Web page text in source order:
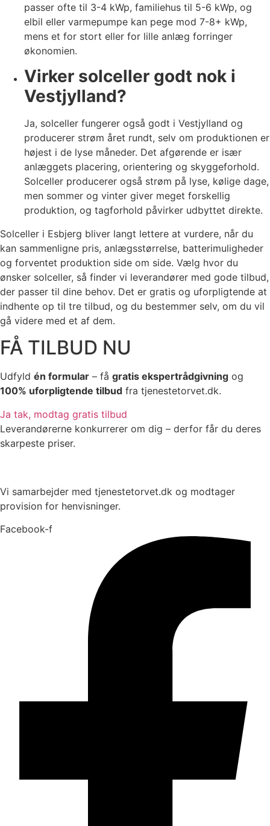
passer ofte til 3-4 kWp, familiehus til 5-6 kWp, og
elbil eller varmepumpe kan pege mod 7-8+ kWp,
mens et for stort eller for lille anlæg forringer
økonomien.
Virker solceller godt nok i
Vestjylland?
Ja, solceller fungerer også godt i Vestjylland og
producerer strøm året rundt, selv om produktionen er
højest i de lyse måneder. Det afgørende er især
anlæggets placering, orientering og skyggeforhold.
Solceller producerer også strøm på lyse, kølige dage,
men sommer og vinter giver meget forskellig
produktion, og tagforhold påvirker udbyttet direkte.
Solceller i Esbjerg bliver langt lettere at vurdere, når du
kan sammenligne pris, anlægsstørrelse, batterimuligheder
og forventet produktion side om side. Vælg hvor du
ønsker solceller, så finder vi leverandører med gode tilbud,
der passer til dine behov. Det er gratis og uforpligtende at
indhente op til tre tilbud, og du bestemmer selv, om du vil
gå videre med et af dem.
FÅ TILBUD NU
Udfyld én formular – få gratis ekspertrådgivning og
100% uforpligtende tilbud fra tjenestetorvet.dk.
Ja tak, modtag gratis tilbud
Leverandørerne konkurrerer om dig – derfor får du deres
skarpeste priser.
Vi samarbejder med tjenestetorvet.dk og modtager
provision for henvisninger.
Facebook-f